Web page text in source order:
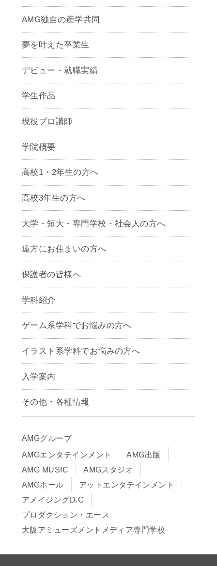
AMG独自の産学共同
夢を叶えた卒業生
デビュー・就職実績
学生作品
現役プロ講師
学院概要
高校1・2年生の方へ
高校3年生の方へ
大学・短大・専門学校・社会人の方へ
遠方にお住まいの方へ
保護者の皆様へ
学科紹介
ゲームクリエイター学科
CG学科
アニメーション学科
声優学科
ゲーム系学科でお悩みの方へ
イラスト系学科でお悩みの方へ
入学案内
募集要項
早期出願制度・AOエントリー
入学までの流れ
学費サポート・各種制度
学費について
Q&A
その他・各種情報
アクセス
サイトポリシー
在校生・保護者の方へ
卒業生の皆様へ
AMGグループ
AMGエンタテインメント
AMG出版
AMG MUSIC
AMGスタジオ
AMGホール
アットエンタテインメント
アメイジングD.C
プロダクション・エース
大阪アミューズメントメディア専門学校